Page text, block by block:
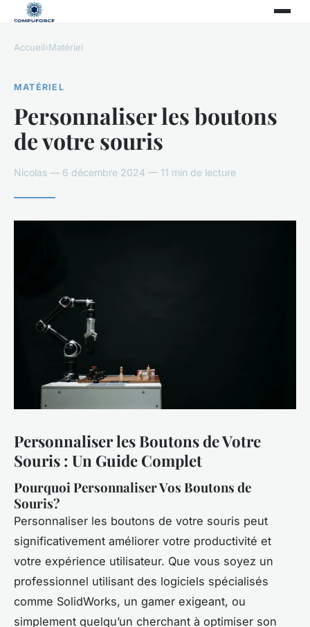
Accueil›Matériel
MATÉRIEL
Personnaliser les boutons
de votre souris
Nicolas — 6 décembre 2024 — 11 min de lecture
Personnaliser les Boutons de Votre
Souris : Un Guide Complet
Pourquoi Personnaliser Vos Boutons de
Souris?
Personnaliser les boutons de votre souris peut
significativement améliorer votre productivité et
votre expérience utilisateur. Que vous soyez un
professionnel utilisant des logiciels spécialisés
comme SolidWorks, un gamer exigeant, ou
simplement quelqu’un cherchant à optimiser son